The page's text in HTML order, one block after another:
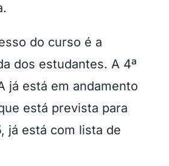
do curso é a
dos estudantes. A 4ª
já está em andamento
está prevista para
já está com lista de